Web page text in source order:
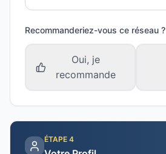
Recommanderiez-vous ce réseau ?
Oui, je
recommande
ÉTAPE 4